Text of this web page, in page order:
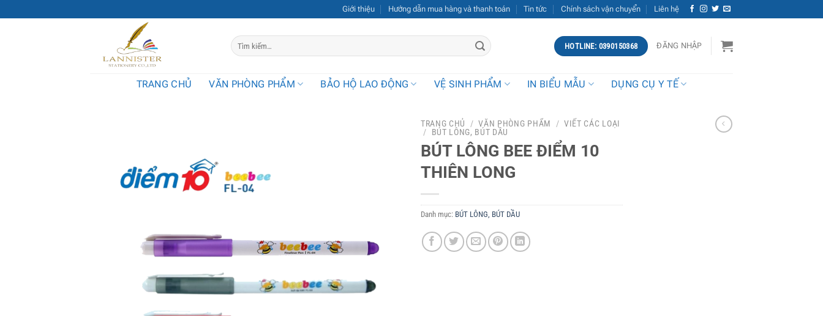
đến
Giới thiệu Hướng dẫn mua hàng và thanh toán Tin tức Chính sách vận chuyển Liên hệ
Tìm
kiếm:
HOTLINE: 0390150368 ĐĂNG NHẬP
TRANG CHỦ VĂN PHÒNG PHẨM BẢO HỘ LAO ĐỘNG VỆ SINH PHẨM IN BIỂU MẪU DỤNG CỤ Y TẾ
TRANG CHỦ / VĂN PHÒNG PHẨM / VIẾT CÁC LOẠI
/
BÚT LÔNG, BÚT DẦU
BÚT LÔNG BEE ĐIỂM 10
THIÊN LONG
Danh mục: BÚT LÔNG, BÚT DẦU